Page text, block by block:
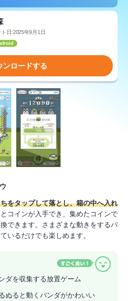
日:2025年9月1日
ンロードする
をタップして落とし、箱の中へ入れ
コインが入手でき、集めたコインで
できます。さまざまな動きをするパ
いるだけでも楽しめます。
ダを収集する放置ゲーム
ぬると動くパンダがかわいい